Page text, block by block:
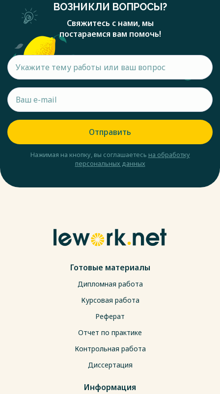
ВОЗНИКЛИ ВОПРОСЫ?
Свяжитесь с нами, мы
постараемся вам помочь!
Отправить
Нажимая на кнопку, вы соглашаетесь на обработку
персональных данных
Готовые материалы
Дипломная работа
Курсовая работа
Реферат
Отчет по практике
Контрольная работа
Диссертация
Информация